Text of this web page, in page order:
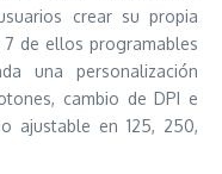
crear su propia
de ellos programables
una personalización
cambio de DPI e
ajustable en 125, 250,